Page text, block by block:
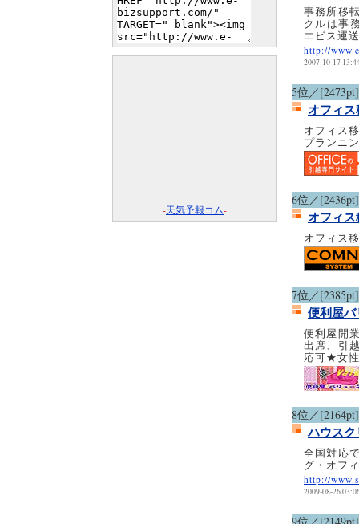
事務所移
クルは事
エビス運
http://
2007-10-17
5位／[2473pt]
オフィ
オフィス
プランニ
6位／[2436pt]
オフィ
オフィス
7位／[2385pt]
便利屋
便利屋開
出席、引
応可★女
8位／[2164pt]
ハウス
全国対応
グ・オフ
http://
2009-08-26
-天気予報コム-